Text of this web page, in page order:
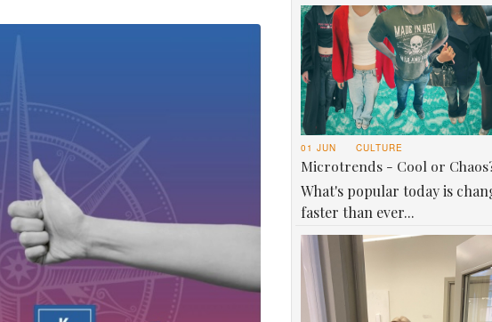
01 JUN CULTURE
Microtrends - Cool or
What's popular today is
faster than ever...